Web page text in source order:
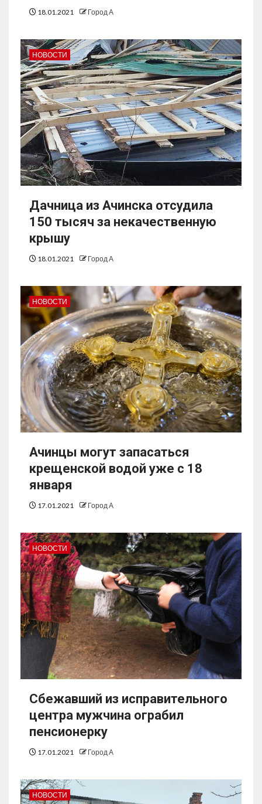
18.01.2021 Город А
НОВОСТИ
Дачница из Ачинска отсудила
150 тысяч за некачественную
крышу
18.01.2021 Город А
НОВОСТИ
Ачинцы могут запасаться
крещенской водой уже с 18
января
17.01.2021 Город А
НОВОСТИ
Сбежавший из исправительного
центра мужчина ограбил
пенсионерку
17.01.2021 Город А
НОВОСТИ